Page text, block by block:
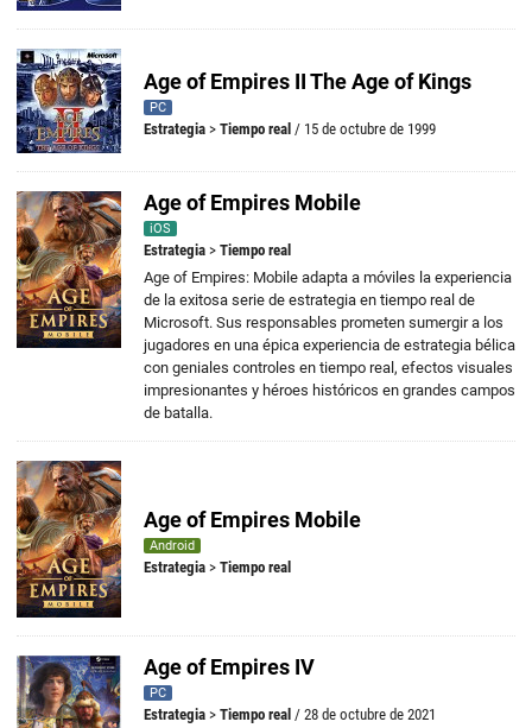
Age of Empires II The Age of Kings
PC
Estrategia > Tiempo real / 15 de octubre de 1999
Age of Empires Mobile
iOS
Estrategia > Tiempo real
Age of Empires: Mobile adapta a móviles la experiencia
de la exitosa serie de estrategia en tiempo real de
Microsoft. Sus responsables prometen sumergir a los
jugadores en una épica experiencia de estrategia bélica
con geniales controles en tiempo real, efectos visuales
impresionantes y héroes históricos en grandes campos
de batalla.
Age of Empires Mobile
Android
Estrategia > Tiempo real
Age of Empires IV
PC
Estrategia > Tiempo real / 28 de octubre de 2021